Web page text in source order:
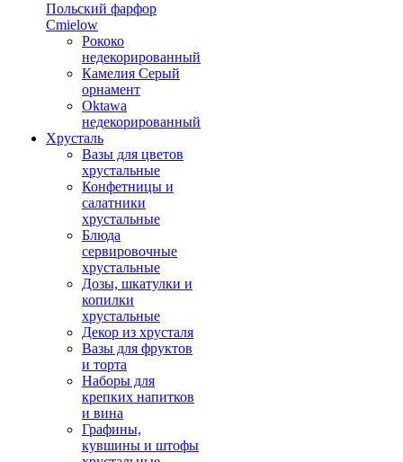
Польский фарфор
Сmielow
Рококо
недекорированный
Камелия Серый
орнамент
Oktawa
недекорированный
Хрусталь
Вазы для цветов
хрустальные
Конфетницы и
салатники
хрустальные
Блюда
сервировочные
хрустальные
Дозы, шкатулки и
копилки
хрустальные
Декор из хрусталя
Вазы для фруктов
и торта
Наборы для
крепких напитков
и вина
Графины,
кувшины и штофы